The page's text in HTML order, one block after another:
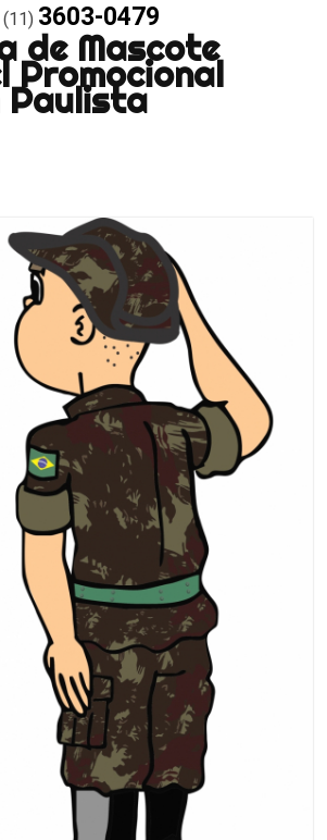
(11) 3603-0479
de Mascote
Promocional
Paulista